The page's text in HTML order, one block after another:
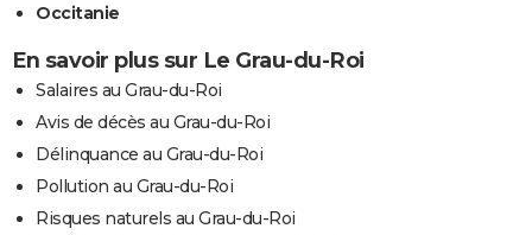
Occitanie
En savoir plus sur Le Grau-du-Roi
Salaires au Grau-du-Roi
Avis de décès au Grau-du-Roi
Délinquance au Grau-du-Roi
Pollution au Grau-du-Roi
Risques naturels au Grau-du-Roi